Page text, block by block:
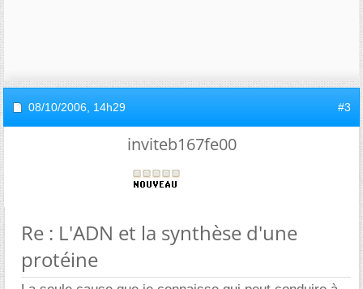
08/10/2006, 14h29 #3
inviteb167fe00
Re : L'ADN et la synthèse d'une
protéine